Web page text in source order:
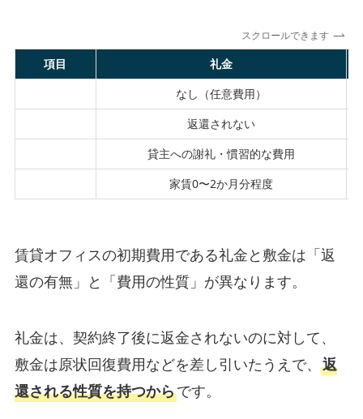
スクロールできます
項目
礼金
なし（任意費用）
返還されない
貸主への謝礼・慣習的な費用
家賃0〜2か月分程度
賃貸オフィスの初期費用である礼金と敷金は「返
還の有無」と「費用の性質」が異なります。
礼金は、契約終了後に返金されないのに対して、
敷金は原状回復費用などを差し引いたうえで、 返
還される性質を持つからです。